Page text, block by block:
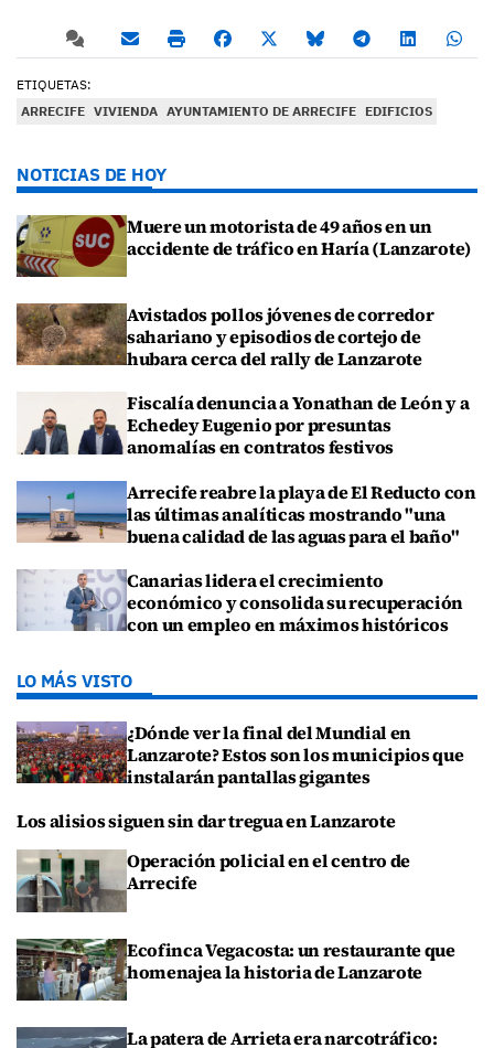
ETIQUETAS:
ARRECIFE VIVIENDA AYUNTAMIENTO DE ARRECIFE EDIFICIOS
NOTICIAS DE HOY
Muere un motorista de 49 años en un
accidente de tráfico en Haría (Lanzarote)
Avistados pollos jóvenes de corredor
sahariano y episodios de cortejo de
hubara cerca del rally de Lanzarote
Fiscalía denuncia a Yonathan de León y a
Echedey Eugenio por presuntas
anomalías en contratos festivos
Arrecife reabre la playa de El Reducto con
las últimas analíticas mostrando "una
buena calidad de las aguas para el baño"
Canarias lidera el crecimiento
económico y consolida su recuperación
con un empleo en máximos históricos
LO MÁS VISTO
¿Dónde ver la final del Mundial en
Lanzarote? Estos son los municipios que
instalarán pantallas gigantes
Los alisios siguen sin dar tregua en Lanzarote
Operación policial en el centro de
Arrecife
Ecofinca Vegacosta: un restaurante que
homenajea la historia de Lanzarote
La patera de Arrieta era narcotráfico: